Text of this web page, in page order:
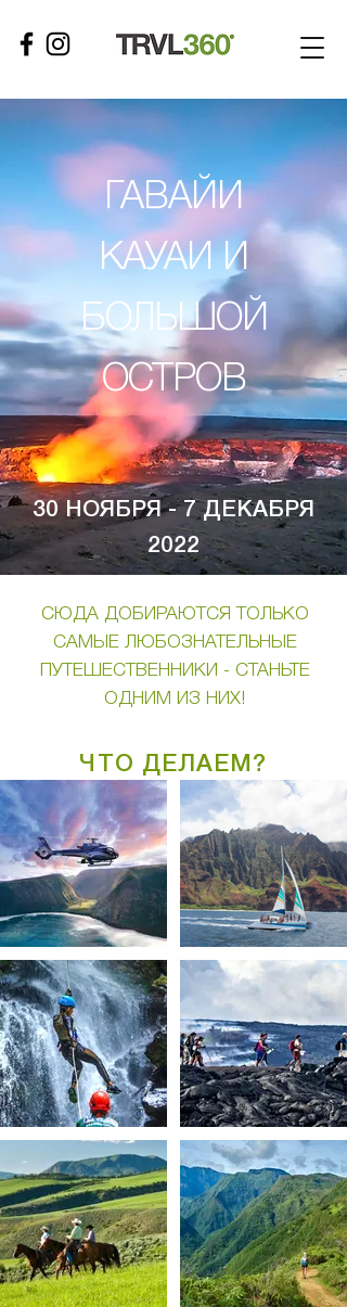
ГАВАЙИ
КАУАИ И
БОЛЬШОЙ
ОСТРОВ
30 НОЯБРЯ - 7 ДЕКАБРЯ
2022
СЮДА ДОБИРАЮТСЯ ТОЛЬКО
САМЫЕ ЛЮБОЗНАТЕЛЬНЫЕ
ПУТЕШЕСТВЕННИКИ - СТАНЬТЕ
ОДНИМ ИЗ НИХ!
ЧТО ДЕЛАЕМ?